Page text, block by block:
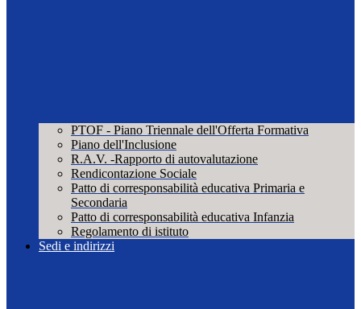
PTOF - Piano Triennale dell'Offerta Formativa
Piano dell'Inclusione
R.A.V. -Rapporto di autovalutazione
Rendicontazione Sociale
Patto di corresponsabilità educativa Primaria e
Secondaria
Patto di corresponsabilità educativa Infanzia
Regolamento di istituto
Sedi e indirizzi